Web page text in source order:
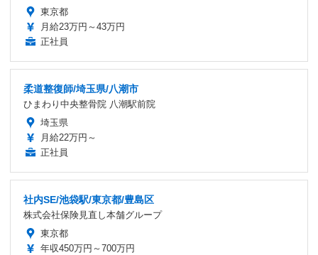
東京都
月給23万円～43万円
正社員
柔道整復師/埼玉県/八潮市
ひまわり中央整骨院 八潮駅前院
埼玉県
月給22万円～
正社員
社内SE/池袋駅/東京都/豊島区
株式会社保険見直し本舗グループ
東京都
年収450万円～700万円